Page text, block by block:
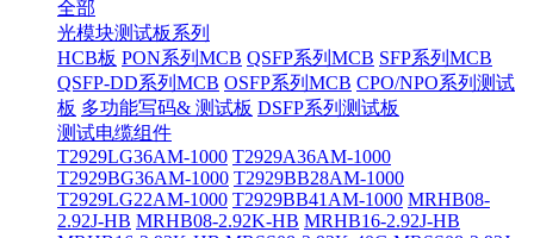
全部
光模块测试板系列
HCB板 PON系列MCB QSFP系列MCB SFP系列MCB
QSFP-DD系列MCB OSFP系列MCB CPO/NPO系列测试
板 多功能写码& 测试板 DSFP系列测试板
测试电缆组件
T2929LG36AM-1000 T2929A36AM-1000
T2929BG36AM-1000 T2929BB28AM-1000
T2929LG22AM-1000 T2929BB41AM-1000 MRHB08-
2.92J-HB MRHB08-2.92K-HB MRHB16-2.92J-HB